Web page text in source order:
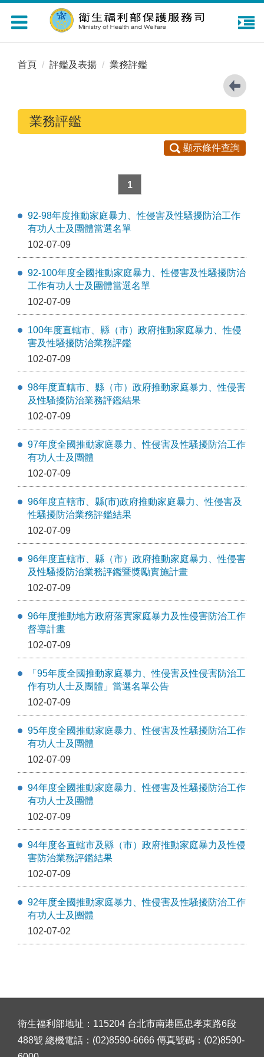
Toggle
navigation
首頁 評鑑及表揚 業務評鑑
業務評鑑
顯示條件查詢
1
92-98年度推動家庭暴力、性侵害及性騷擾防治工作
有功人士及團體當選名單
102-07-09
92-100年度全國推動家庭暴力、性侵害及性騷擾防治
工作有功人士及團體當選名單
102-07-09
100年度直轄市、縣（市）政府推動家庭暴力、性侵
害及性騷擾防治業務評鑑
102-07-09
98年度直轄市、縣（市）政府推動家庭暴力、性侵害
及性騷擾防治業務評鑑結果
102-07-09
97年度全國推動家庭暴力、性侵害及性騷擾防治工作
有功人士及團體
102-07-09
96年度直轄市、縣(市)政府推動家庭暴力、性侵害及
性騷擾防治業務評鑑結果
102-07-09
96年度直轄市、縣（市）政府推動家庭暴力、性侵害
及性騷擾防治業務評鑑暨獎勵實施計畫
102-07-09
96年度推動地方政府落實家庭暴力及性侵害防治工作
督導計畫
102-07-09
「95年度全國推動家庭暴力、性侵害及性侵害防治工
作有功人士及團體」當選名單公告
102-07-09
95年度全國推動家庭暴力、性侵害及性騷擾防治工作
有功人士及團體
102-07-09
94年度全國推動家庭暴力、性侵害及性騷擾防治工作
有功人士及團體
102-07-09
94年度各直轄市及縣（市）政府推動家庭暴力及性侵
害防治業務評鑑結果
102-07-09
92年度全國推動家庭暴力、性侵害及性騷擾防治工作
有功人士及團體
102-07-02
衛生福利部地址：115204 台北市南港區忠孝東路6段
488號 總機電話：(02)8590-6666 傳真號碼：(02)8590-